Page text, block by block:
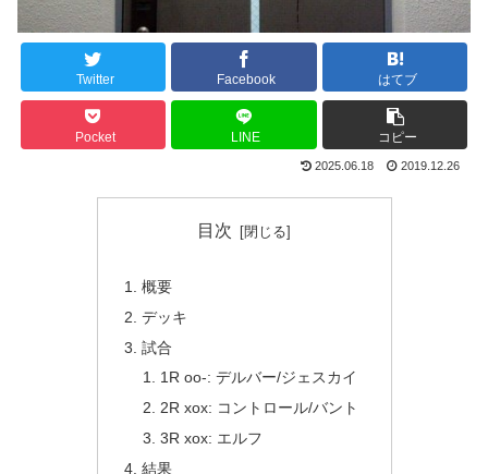
Twitter Facebook はてブ
Pocket LINE コピー
2025.06.18 2019.12.26
目次
概要
デッキ
試合
1R oo-: デルバー/ジェスカイ
2R xox: コントロール/バント
3R xox: エルフ
結果